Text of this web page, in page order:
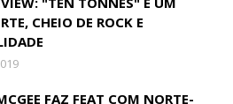
CHEIO DE ROCK E
FAZ FEAT COM NORTE-